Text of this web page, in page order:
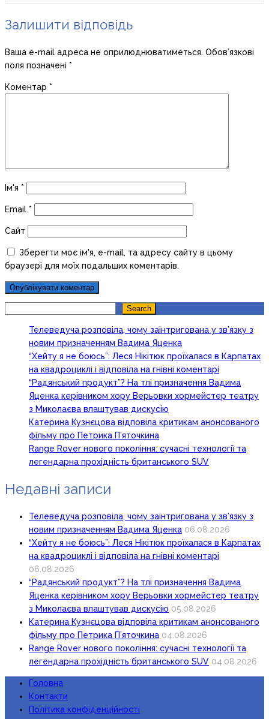
Залишити відповідь
Ваша e-mail адреса не оприлюднюватиметься. Обов’язкові
поля позначені *
Коментар *
Ім'я *
Email *
Сайт
Зберегти моє ім'я, e-mail, та адресу сайту в цьому
браузері для моїх подальших коментарів.
Search
Телеведуча розповіла, чому заінтригована у зв’язку з
новим призначенням Вадима Яценка
“Хейту я не боюсь”: Леся Нікітюк проїхалася в Карпатах
на квадроциклі і відповіла на гнівні коментарі
“Радянський продукт”? На тлі призначення Вадима
Яценка керівником хору Верьовки хормейстер театру
з Миколаєва влаштував дискусію
Катерина Кузнєцова відповіла критикам анонсованого
фільму про Петрика П’яточкина
Range Rover нового покоління: сучасні технології та
легендарна прохідність британського SUV
Недавні записи
Телеведуча розповіла, чому заінтригована у зв’язку з
новим призначенням Вадима Яценка 06.08.2026
“Хейту я не боюсь”: Леся Нікітюк проїхалася в Карпатах
на квадроциклі і відповіла на гнівні коментарі
06.08.2026
“Радянський продукт”? На тлі призначення Вадима
Яценка керівником хору Верьовки хормейстер театру
з Миколаєва влаштував дискусію 05.08.2026
Катерина Кузнєцова відповіла критикам анонсованого
фільму про Петрика П’яточкина 04.08.2026
Range Rover нового покоління: сучасні технології та
легендарна прохідність британського SUV 04.08.2026
Головна
Контакти
Політика конфіденційності